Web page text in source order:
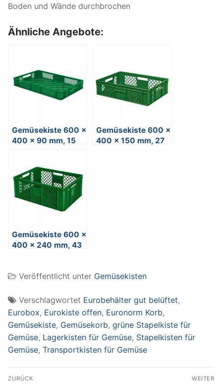
Boden und Wände durchbrochen
Ähnliche Angebote:
Gemüsekiste 600 x
400 x 90 mm, 15
Gemüsekiste 600 x
400 x 150 mm, 27
Gemüsekiste 600 x
400 x 240 mm, 43
Veröffentlicht unter Gemüsekisten
Verschlagwortet Eurobehälter gut belüftet,
Eurobox, Eurokiste offen, Euronorm Korb,
Gemüsekiste, Gemüsekorb, grüne Stapelkiste für
Gemüse, Lagerkisten für Gemüse, Stapelkisten für
Gemüse, Transportkisten für Gemüse
Beitragsnavigation
ZURÜCK WEITER